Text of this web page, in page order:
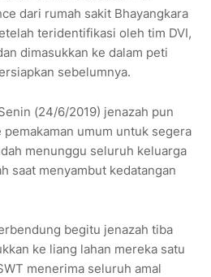
dari rumah sakit Bhayangkara
teridentifikasi oleh tim DVI,
dimasukkan ke dalam peti
sebelumnya.
(24/6/2019) jenazah pun
umum untuk segera
menunggu seluruh keluarga
saat menyambut kedatangan
begitu jenazah tiba
ke liang lahan mereka satu
menerima seluruh amal